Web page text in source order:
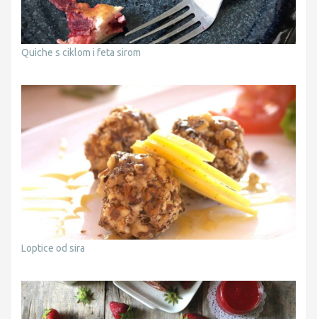
Quiche s ciklom i feta sirom
Loptice od sira